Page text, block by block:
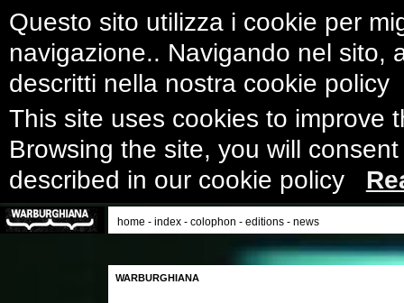
Questo sito utilizza i cookie per
navigazione.. Navigando nel sito,
descritti nella nostra cookie
This site uses cookies to improve
Browsing the site, you will
described in our cookie policy
home - index - colophon - editions - news
WARBURGHIANA